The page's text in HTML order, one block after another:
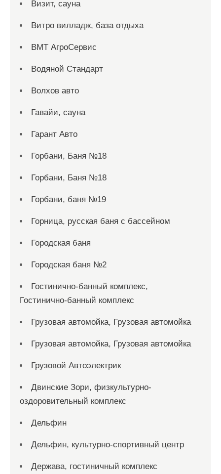
Визит, сауна
Витро вилладж, база отдыха
ВМТ АгроСервис
Водяной Стандарт
Волхов авто
Гавайи, сауна
Гарант Авто
Горбани, Баня №18
Горбани, Баня №18
Горбани, баня №19
Горница, русская баня с бассейном
Городская баня
Городская баня №2
Гостинично-банный комплекс,
Гостинично-банный комплекс
Грузовая автомойка, Грузовая автомойка
Грузовая автомойка, Грузовая автомойка
Грузовой Автоэлектрик
Двинские Зори, физкультурно-
оздоровительный комплекс
Дельфин
Дельфин, культурно-спортивный центр
Держава, гостиничный комплекс